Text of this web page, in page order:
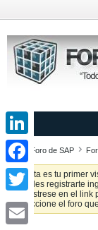
Foro de SAP
Si esta es tu primer
Puedes registrarte
Regístrese en el
seleccione el foro
LinkedIn
Facebook
Twitter